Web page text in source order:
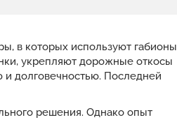
в которых используют габионы
укрепляют дорожные откосы
и долговечностью. Последней
решения. Однако опыт